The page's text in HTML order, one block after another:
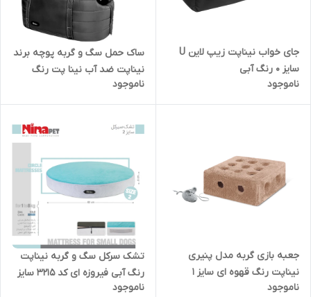
جای خواب نیناپت زیپ لاین U
سایز 0 رنگ آبی
ناموجود
ساک حمل سگ و گربه پوچه برند
نیناپت ضد آب نینا پت رنگ
مشکی
ناموجود
جعبه بازی گربه مدل پنیری
نیناپت رنگ قهوه ای سایز ۱
ناموجود
تشک سرکل سگ و گربه نیناپت
رنگ آبی فیروزه ای کد 3215 سایز
2
ناموجود